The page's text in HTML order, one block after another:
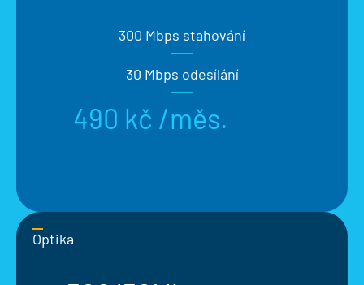
300 Mbps stahování
30 Mbps odesílání
490 kč /měs.
Optika